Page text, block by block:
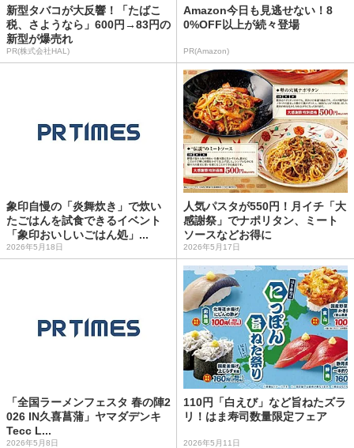
新型タバコが大反響！「たばこ
税、さようなら」600円→83円の
新型が爆売れ
PR(株式会社HAL)
Amazon今日も見逃せない！8
0%OFF以上が続々登場
PR(Amazon)
象印自慢の「炎舞炊き」で炊い
たごはんを試食できるイベント
「象印おいしいごはん処」...
2026年5月18日
人気パスタが550円！月イチ「大
感謝祭」でナポリタン、ミート
ソースなどお得に
2026年5月17日
「全国ラーメンフェスタ 春の陣2
026 IN久喜菖蒲」ヤマダデンキ
Tecc L...
2026年5月8日
110円「白えび」など旨ねたズラ
リ！はま寿司数量限定フェア
2026年5月11日